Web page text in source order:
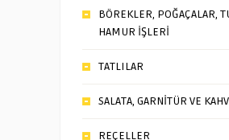
BÖREKLER, POĞAÇALAR,
HAMUR İŞLERİ
TATLILAR
SALATA, GARNİTÜR VE
REÇELLER